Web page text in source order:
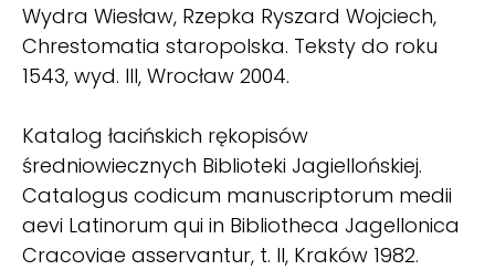
Wydra Wiesław, Rzepka Ryszard Wojciech,
Chrestomatia staropolska. Teksty do roku
1543, wyd. III, Wrocław 2004.
Katalog łacińskich rękopisów
średniowiecznych Biblioteki Jagiellońskiej.
Catalogus codicum manuscriptorum medii
aevi Latinorum qui in Bibliotheca Jagellonica
Cracoviae asservantur, t. II, Kraków 1982.